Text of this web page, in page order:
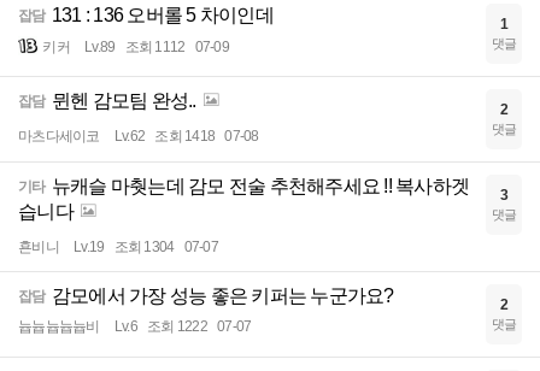
잡담 131 : 136 오버롤 5 차이인데
키커 Lv.89 조회 1112 07-09
1
댓글
잡담 뮌헨 감모팀 완성..
마츠다세이코 Lv.62 조회 1418 07-08
2
댓글
기타 뉴캐슬 마췃는데 감모 전술 추천해주세요 !! 복사하겟
습니다
횬비니 Lv.19 조회 1304 07-07
3
댓글
잡담 감모에서 가장 성능 좋은 키퍼는 누군가요?
늅늅늅늅늅비 Lv.6 조회 1222 07-07
2
댓글